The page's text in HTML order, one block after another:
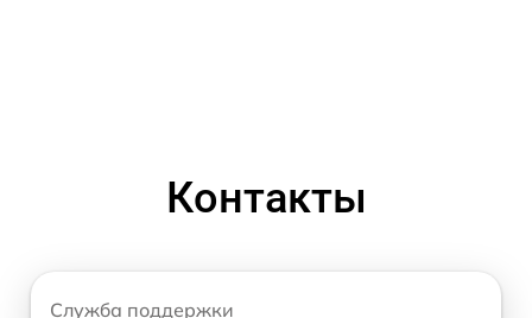
Контакты
Служба поддержки